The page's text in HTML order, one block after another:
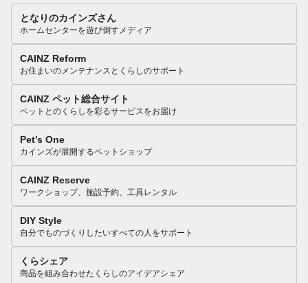
となりのカインズさん
ホームセンターを遊び倒すメディア
CAINZ Reform
お住まいのメンテナンスとくらしのサポート
CAINZ ペット総合サイト
ペットとのくらしを彩るサービスをお届け
Pet’s One
カインズが展開するペットショップ
CAINZ Reserve
ワークショップ、施設予約、工具レンタル
DIY Style
自分でものづくりしたいすべての人をサポート
くらシェア
商品を組み合わせたくらしのアイデアシェア